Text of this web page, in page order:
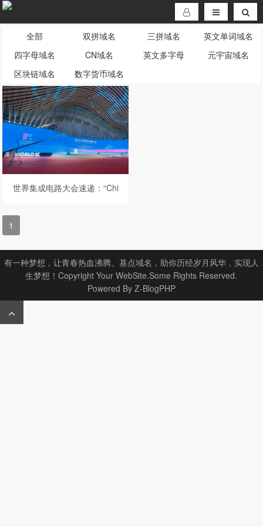
全部 双拼域名 三拼域名
英文单词域名
四字母域名
CN域名 英文多字母
元宇宙域名
区块链域名
数字货币域名
世界集成电路大会速递：“Chi
1
有一种梦想，让青春热血沸腾。基点域名，助你历经岁月风华，实现人
生梦想！Copyright Your WebSite.Some Rights Reserved.
Powered By Z-BlogPHP